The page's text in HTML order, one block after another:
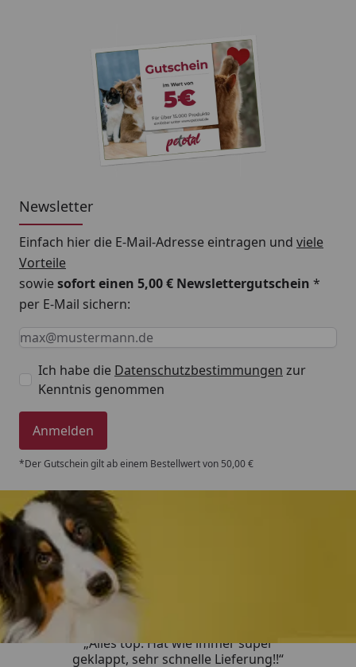
Newsletter
Einfach hier die E-Mail-Adresse eintragen und viele
Vorteile
sowiesofort einen 5,00 € Newslettergutschein *
per E-Mail sichern:
Keine Eingabe erforderlich
Eingabe erforderlich
E-Mail *
Ich habe die Datenschutzbestimmungen zur
Kenntnis genommen
Anmelden
*Der Gutschein gilt ab einem Bestellwert von 50,00 €
Trusted Shops
„Alles top. Hat wie immer super
geklappt, sehr schnelle Lieferung!!“